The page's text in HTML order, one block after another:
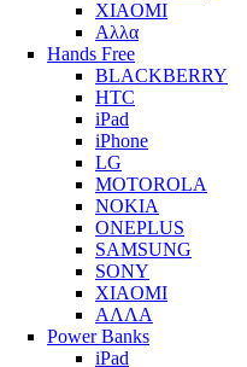
XIAOMI
Αλλα
Hands Free
BLACKBERRY
HTC
iPad
iPhone
LG
MOTOROLA
NOKIA
ONEPLUS
SAMSUNG
SONY
XIAOMI
ΑΛΛΑ
Power Banks
iPad